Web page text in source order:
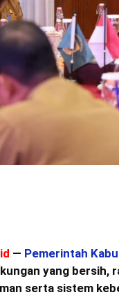
— Pemerintah
yang bersih,
serta sistem